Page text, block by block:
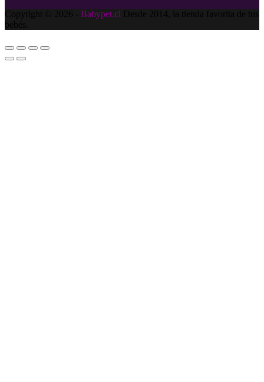
Copyright © 2026 - Babypet.cl Desde 2014, la tienda favorita de tus
bebés.